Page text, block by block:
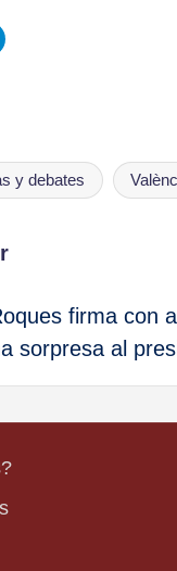
y debates
firma con
sorpresa al